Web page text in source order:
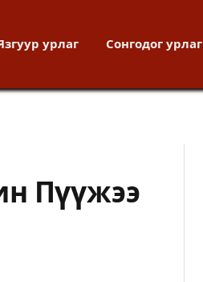
урлаг Сонгодог урлаг
Пүүжээ